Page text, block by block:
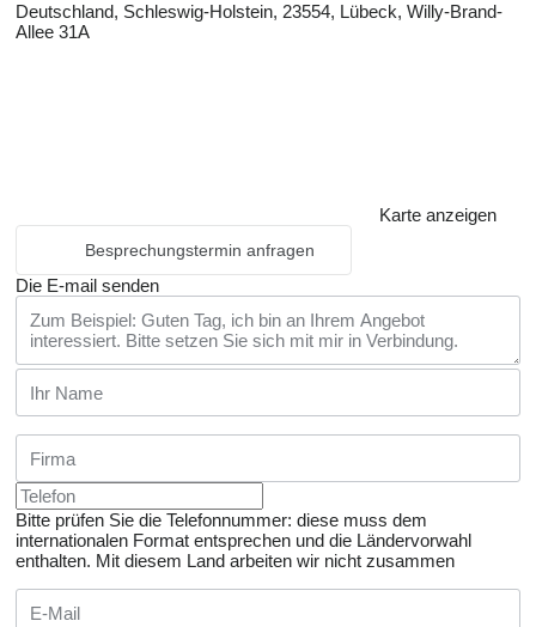
Deutschland, Schleswig-Holstein, 23554, Lübeck, Willy-Brand-
Allee 31A
Karte anzeigen
Besprechungstermin anfragen
Die E-mail senden
Bitte prüfen Sie die Telefonnummer: diese muss dem
internationalen Format entsprechen und die Ländervorwahl
enthalten. Mit diesem Land arbeiten wir nicht zusammen